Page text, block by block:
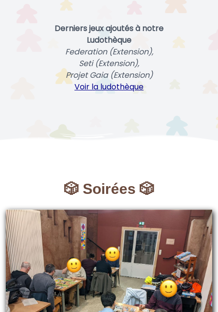
Derniers jeux ajoutés à notre
Ludothèque
Federation (Extension),
Seti (Extension),
Projet Gaia (Extension)
Voir la ludothèque
🎲 Soirées 🎲